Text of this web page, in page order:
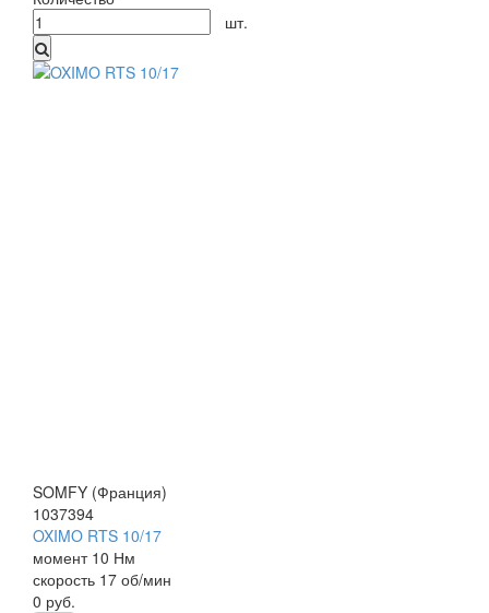
шт.
SOMFY (Франция)
1037394
OXIMO RTS 10/17
момент 10 Нм
скорость 17 об/мин
0 руб.